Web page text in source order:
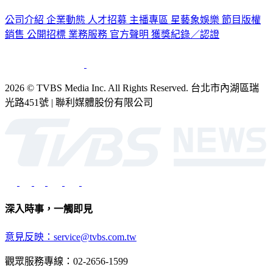
公司介紹 企業動態 人才招募 主播專區 星藝象娛樂 節目版權
銷售 公開招標 業務服務 官方聲明 獲獎紀錄／認證
2026 © TVBS Media Inc. All Rights Reserved. 台北市內湖區瑞
光路451號 | 聯利媒體股份有限公司
深入時事，一觸即見
意見反映：service@tvbs.com.tw
觀眾服務專線：02-2656-1599